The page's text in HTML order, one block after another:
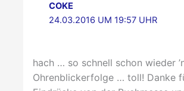
COKE
24.03.2016 UM 19:57 UHR
hach … so schnell schon wieder
Ohrenblickerfolge … toll! Danke